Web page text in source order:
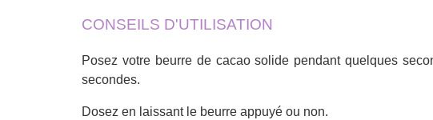
CONSEILS D'UTILISATION
Posez votre beurre de cacao solide pendant quelques
secondes.
Dosez en laissant le beurre appuyé ou non.